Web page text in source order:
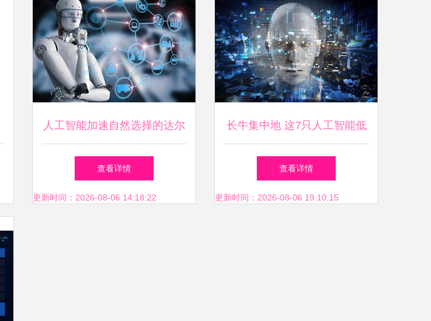
件
人工智能加速自然选择的达尔
文主义航空新时代 AI应用软件
开发的引擎作用
查看详情
更新时间：2026-08-06 14:18:22
长牛集中地 这7只人工智能低
位龙头，具备300%空间潜力
查看详情
更新时间：2026-08-06 19:10:15